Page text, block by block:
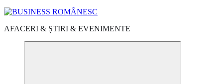
AFACERI & ȘTIRI & EVENIMENTE